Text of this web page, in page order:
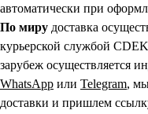
автоматически при
По миру доставка
курьерской службой
зарубеж осуществляется
WhatsApp или Telegram,
доставки и пришлем